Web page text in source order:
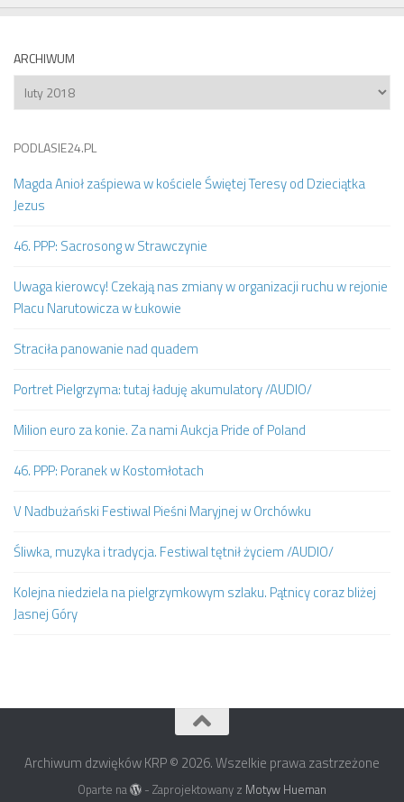
ARCHIWUM
Archiwum
PODLASIE24.PL
Magda Anioł zaśpiewa w kościele Świętej Teresy od Dzieciątka
Jezus
46. PPP: Sacrosong w Strawczynie
Uwaga kierowcy! Czekają nas zmiany w organizacji ruchu w rejonie
Placu Narutowicza w Łukowie
Straciła panowanie nad quadem
Portret Pielgrzyma: tutaj ładuję akumulatory /AUDIO/
Milion euro za konie. Za nami Aukcja Pride of Poland
46. PPP: Poranek w Kostomłotach
V Nadbużański Festiwal Pieśni Maryjnej w Orchówku
Śliwka, muzyka i tradycja. Festiwal tętnił życiem /AUDIO/
Kolejna niedziela na pielgrzymkowym szlaku. Pątnicy coraz bliżej
Jasnej Góry
Archiwum dzwięków KRP © 2026. Wszelkie prawa zastrzeżone
Oparte na - Zaprojektowany z Motyw Hueman